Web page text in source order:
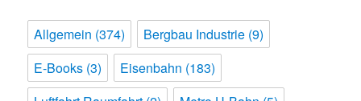
Allgemein (374) Bergbau Industrie (9)
E-Books (3) Eisenbahn (183)